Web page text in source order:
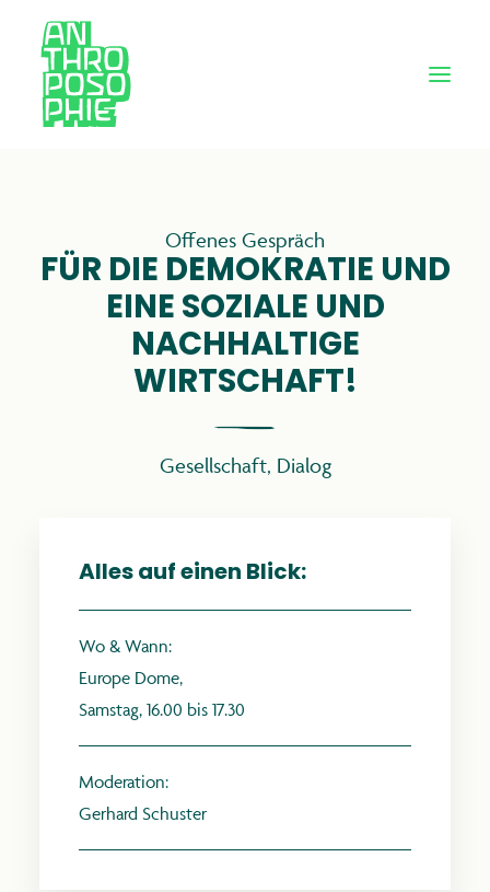
Offenes Gespräch
FÜR DIE DEMOKRATIE UND
EINE SOZIALE UND
NACHHALTIGE
WIRTSCHAFT!
Gesellschaft, Dialog
Alles auf einen Blick:
Wo & Wann:
Europe Dome,
Samstag, 16.00 bis 17.30
Moderation:
Gerhard Schuster